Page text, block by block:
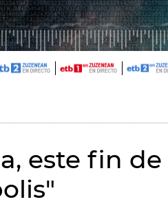
este fin de